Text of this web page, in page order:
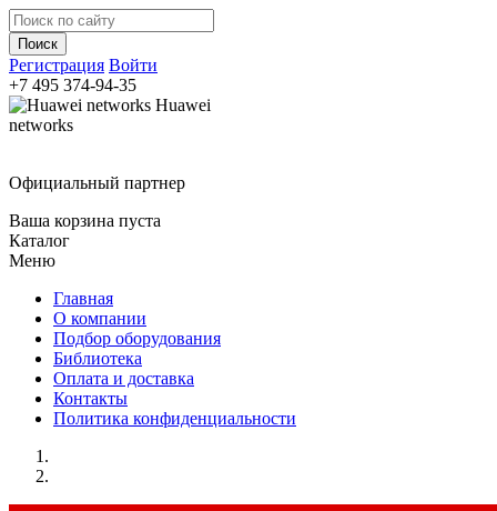
Регистрация Войти
+7 495 374-94-35
Huawei
networks
Официальный партнер
Ваша корзина пуста
Каталог
Меню
Главная
О компании
Подбор оборудования
Библиотека
Оплата и доставка
Контакты
Политика конфиденциальности